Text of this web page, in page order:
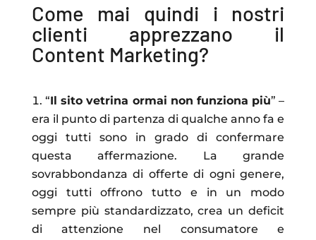
Come mai quindi i nostri
clienti apprezzano il
Content Marketing?
“Il sito vetrina ormai non funziona più” –
era il punto di partenza di qualche anno fa e
oggi tutti sono in grado di confermare
questa affermazione. La grande
sovrabbondanza di offerte di ogni genere,
oggi tutti offrono tutto e in un modo
sempre più standardizzato, crea un deficit
di attenzione nel consumatore e